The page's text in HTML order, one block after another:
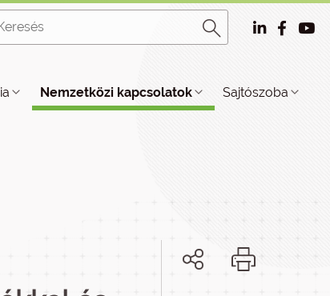
Nemzetközi kapcsolatok Sajtószoba